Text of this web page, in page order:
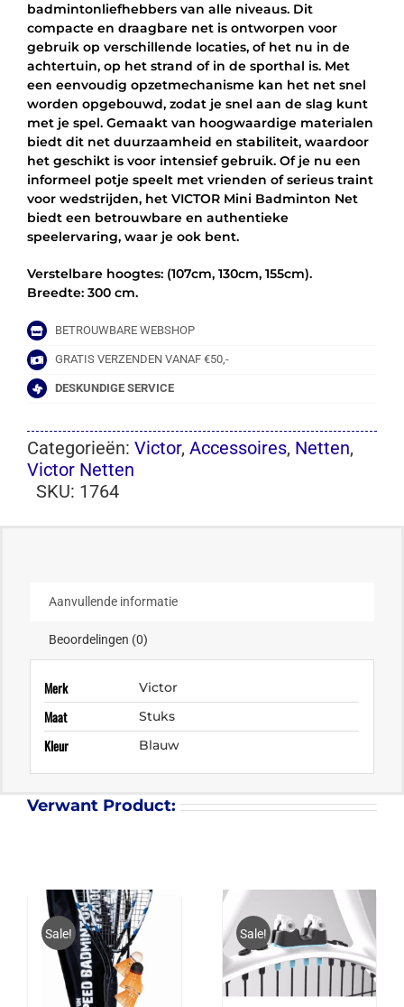
badmintonliefhebbers van alle niveaus. Dit
compacte en draagbare net is ontworpen voor
gebruik op verschillende locaties, of het nu in de
achtertuin, op het strand of in de sporthal is. Met
een eenvoudig opzetmechanisme kan het net snel
worden opgebouwd, zodat je snel aan de slag kunt
met je spel. Gemaakt van hoogwaardige materialen
biedt dit net duurzaamheid en stabiliteit, waardoor
het geschikt is voor intensief gebruik. Of je nu een
informeel potje speelt met vrienden of serieus traint
voor wedstrijden, het VICTOR Mini Badminton Net
biedt een betrouwbare en authentieke
speelervaring, waar je ook bent.
Verstelbare hoogtes: (107cm, 130cm, 155cm).
Breedte: 300 cm.
BETROUWBARE WEBSHOP
GRATIS VERZENDEN VANAF €50,-
DESKUNDIGE SERVICE
Categorieën: Victor, Accessoires, Netten,
Victor Netten
SKU: 1764
Aanvullende informatie
Beoordelingen (0)
Merk Victor
Maat Stuks
Kleur Blauw
Verwant Product:
Sale! Sale!